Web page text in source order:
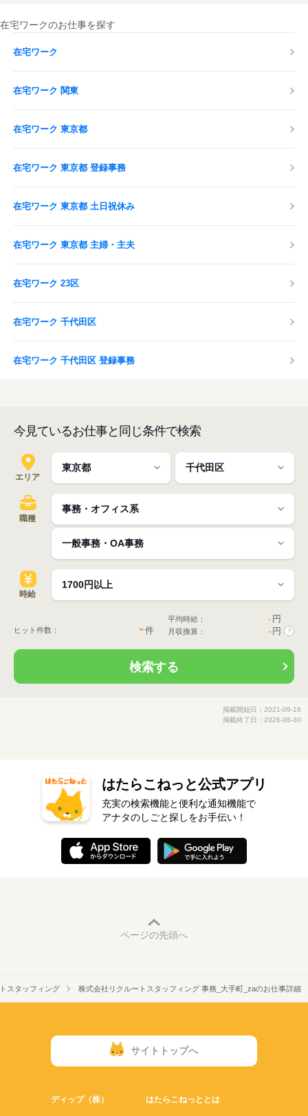
在宅ワークのお仕事を探す
在宅ワーク
在宅ワーク 関東
在宅ワーク 東京都
在宅ワーク 東京都 登録事務
在宅ワーク 東京都 土日祝休み
在宅ワーク 東京都 主婦・主夫
在宅ワーク 23区
在宅ワーク 千代田区
在宅ワーク 千代田区 登録事務
今見ているお仕事と同じ条件で検索
エリア
職種
時給
ヒット件数： -件
平均時給： - 円
月収換算： - 円 ?
検索する
掲載開始日：2021-09-16
掲載終了日：2026-08-30
はたらこねっと公式アプリ
充実の検索機能と便利な通知機能で
アナタのしごと探しをお手伝い！
ページの先頭へ
スタッフィング 株式会社リクルートスタッフィング 事務_大手町_zaのお仕事詳細
サイトトップへ
ディップ（株） はたらこねっととは